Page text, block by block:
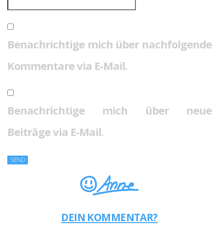
Benachrichtige mich über nachfolgende
Kommentare via E-Mail.
Benachrichtige mich über neue
Beiträge via E-Mail.
DEIN KOMMENTAR?